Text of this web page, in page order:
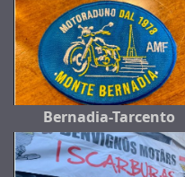
Bernadia-Tarcento